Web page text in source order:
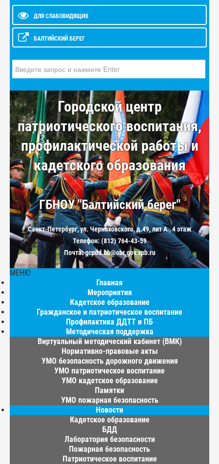
ДЛЯ СЛАБОВИДЯЩИХ
БАЛТИЙСКИЙ БЕРЕГ
Городской центр
патриотического воспитания,
профилактической работы и
кадетского образования
ГБНОУ "Балтийский берег"
Санкт-Петербург, ул. Черняховского, д.49, лит А., 4 этаж
Телефон: (812) 764-43-59
Почта: gcpdd.bb@obr.gov.spb.ru
МЕНЮ
Главная
Мероприятия
Кадетское образование
Гражданское и патриотическое воспитание
Профилактика ДДТТ и ПБ
Методическая поддержка
Виртуальный методический кабинет (ВМК)
Нормативно-правовые акты
УМО безопасность дорожного движения
УМО патриотическое воспитание
УМО кадетское образование
Памятки
УМО пожарная безопасность
Новости
Кадетское образование
БДД
Лаборатория безопасности
Пожарная безопасность
Патриотическое воспитание